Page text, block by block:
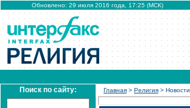
Обновлено: 29 июля 2016 года, 17:25 (МСК)
Поиск по сайту: Главная > Религия > Новости